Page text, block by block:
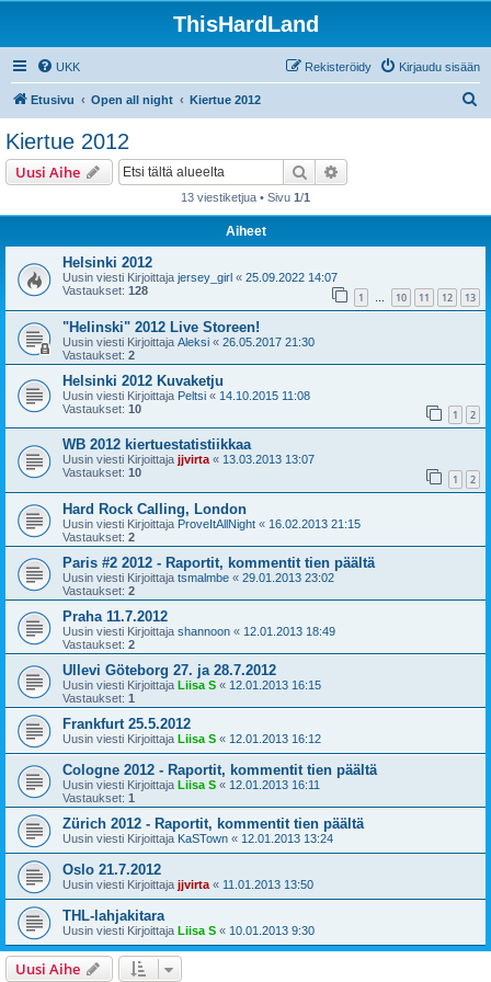
ThisHardLand
UKK Kirjaudu sisään
Rekisteröidy
Etusivu Open all night Kiertue 2012
Kiertue 2012
Uusi Aihe Etsi
13 viestiketjua • Sivu 1/1
Aiheet
Helsinki 2012
Uusin viesti Kirjoittaja jersey_girl « 25.09.2022 14:07
Vastaukset: 128 1 … 10 11 12 13
"Helinski" 2012 Live Storeen!
Uusin viesti Kirjoittaja Aleksi « 26.05.2017 21:30
Vastaukset: 2
Helsinki 2012 Kuvaketju
Uusin viesti Kirjoittaja Peltsi « 14.10.2015 11:08
Vastaukset: 10 1 2
WB 2012 kiertuestatistiikkaa
Uusin viesti Kirjoittaja jjvirta « 13.03.2013 13:07
Vastaukset: 10 1 2
Hard Rock Calling, London
Uusin viesti Kirjoittaja ProveItAllNight « 16.02.2013 21:15
Vastaukset: 2
Paris #2 2012 - Raportit, kommentit tien päältä
Uusin viesti Kirjoittaja tsmalmbe « 29.01.2013 23:02
Vastaukset: 2
Praha 11.7.2012
Uusin viesti Kirjoittaja shannoon « 12.01.2013 18:49
Vastaukset: 2
Ullevi Göteborg 27. ja 28.7.2012
Uusin viesti Kirjoittaja Liisa S « 12.01.2013 16:15
Vastaukset: 1
Frankfurt 25.5.2012
Uusin viesti Kirjoittaja Liisa S « 12.01.2013 16:12
Cologne 2012 - Raportit, kommentit tien päältä
Uusin viesti Kirjoittaja Liisa S « 12.01.2013 16:11
Vastaukset: 1
Zürich 2012 - Raportit, kommentit tien päältä
Uusin viesti Kirjoittaja KaSTown « 12.01.2013 13:24
Oslo 21.7.2012
Uusin viesti Kirjoittaja jjvirta « 11.01.2013 13:50
THL-lahjakitara
Uusin viesti Kirjoittaja Liisa S « 10.01.2013 9:30
Uusi Aihe